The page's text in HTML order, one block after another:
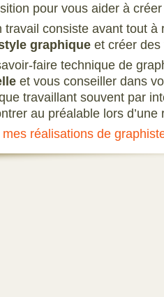
pour vous aider à
travail consiste avant tout
graphiqueet créer des
faire technique de
et vous conseiller dans
travaillant souvent par
au préalable lors
mes réalisations de